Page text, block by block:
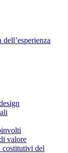
valore
costitutivi del